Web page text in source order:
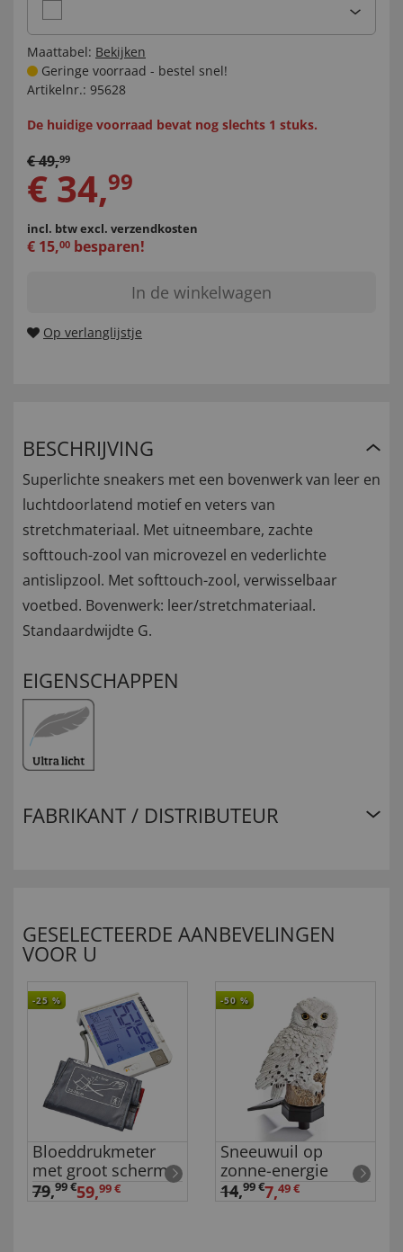
Maattabel: Bekijken
Geringe voorraad - bestel snel!
Artikelnr.: 95628
De huidige voorraad bevat nog slechts 1 stuks.
€49,99
€ 34,99
incl. btwexcl. verzendkosten
€ 15,00 besparen!
In de winkelwagen
Op verlanglijstje
BESCHRIJVING
Superlichte sneakers met een bovenwerk van leer en
luchtdoorlatend motief en veters van
stretchmateriaal. Met uitneembare, zachte
softtouch-zool van microvezel en vederlichte
antislipzool. Met softtouch-zool, verwisselbaar
voetbed. Bovenwerk: leer/stretchmateriaal.
Standaardwijdte G.
EIGENSCHAPPEN
FABRIKANT / DISTRIBUTEUR
GESELECTEERDE AANBEVELINGEN
VOOR U
-25 %
Bloeddrukmeter
met groot scherm
79,99 €59,99 €
-50 %
Sneeuwuil op
zonne-energie
14,99 €7,49 €